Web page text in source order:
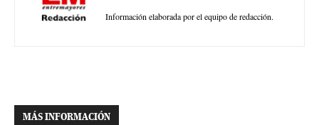
Información elaborada por el equipo de redacción.
MÁS INFORMACIÓN